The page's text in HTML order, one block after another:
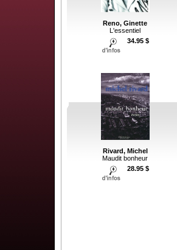
Reno, Ginette
L'essentiel
34.95 $
Rivard, Michel
Maudit bonheur
28.95 $